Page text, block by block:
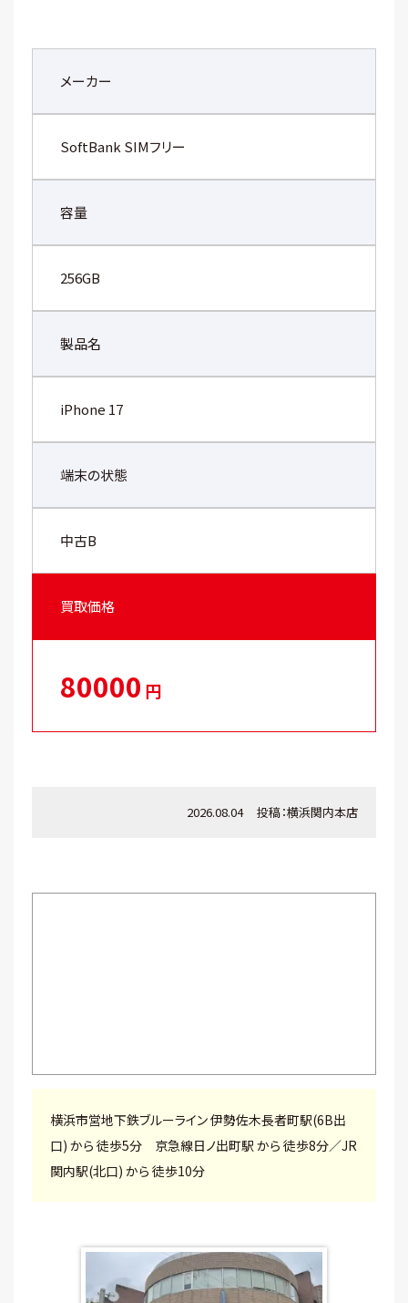
メーカー
SoftBank SIMフリー
容量
256GB
製品名
iPhone 17
端末の状態
中古B
買取価格
80000 円
2026.08.04 投稿：横浜関内本店
横浜市営地下鉄ブルーライン 伊勢佐木長者町駅(6B出
口) から 徒歩5分 京急線日ノ出町駅 から 徒歩8分／JR
関内駅(北口) から 徒歩10分